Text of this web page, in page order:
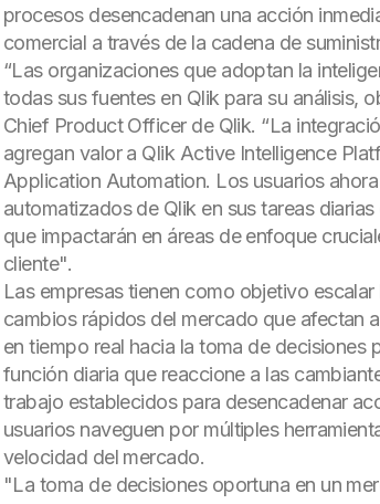
procesos desencadenan una acción
comercial a través de la cadena de
“Las organizaciones que adoptan la
todas sus fuentes en Qlik para su análisis,
Chief Product Officer de Qlik. “La
agregan valor a Qlik Active Intelligence
Application Automation. Los usuarios
automatizados de Qlik en sus tareas
que impactarán en áreas de enfoque
cliente".
Las empresas tienen como objetivo
cambios rápidos del mercado que afectan
en tiempo real hacia la toma de
función diaria que reaccione a las
trabajo establecidos para desencadenar
usuarios naveguen por múltiples
velocidad del mercado.
"La toma de decisiones oportuna en un